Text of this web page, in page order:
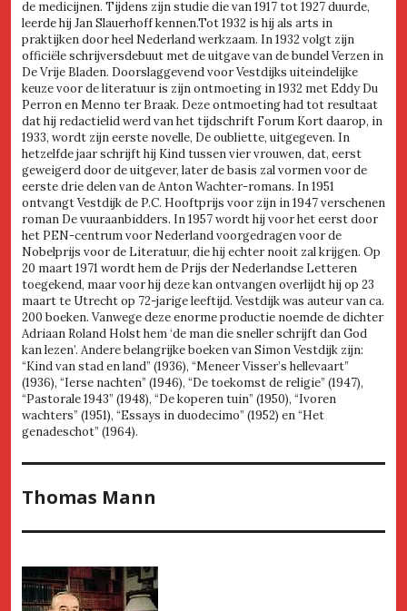
de medicijnen. Tijdens zijn studie die van 1917 tot 1927 duurde,
leerde hij Jan Slauerhoff kennen.Tot 1932 is hij als arts in
praktijken door heel Nederland werkzaam. In 1932 volgt zijn
officiële schrijversdebuut met de uitgave van de bundel Verzen in
De Vrije Bladen. Doorslaggevend voor Vestdijks uiteindelijke
keuze voor de literatuur is zijn ontmoeting in 1932 met Eddy Du
Perron en Menno ter Braak. Deze ontmoeting had tot resultaat
dat hij redactielid werd van het tijdschrift Forum Kort daarop, in
1933, wordt zijn eerste novelle, De oubliette, uitgegeven. In
hetzelfde jaar schrijft hij Kind tussen vier vrouwen, dat, eerst
geweigerd door de uitgever, later de basis zal vormen voor de
eerste drie delen van de Anton Wachter-romans. In 1951
ontvangt Vestdijk de P.C. Hooftprijs voor zijn in 1947 verschenen
roman De vuuraanbidders. In 1957 wordt hij voor het eerst door
het PEN-centrum voor Nederland voorgedragen voor de
Nobelprijs voor de Literatuur, die hij echter nooit zal krijgen. Op
20 maart 1971 wordt hem de Prijs der Nederlandse Letteren
toegekend, maar voor hij deze kan ontvangen overlijdt hij op 23
maart te Utrecht op 72-jarige leeftijd. Vestdijk was auteur van ca.
200 boeken. Vanwege deze enorme productie noemde de dichter
Adriaan Roland Holst hem ‘de man die sneller schrijft dan God
kan lezen’. Andere belangrijke boeken van Simon Vestdijk zijn:
“Kind van stad en land” (1936), “Meneer Visser’s hellevaart”
(1936), “Ierse nachten” (1946), “De toekomst de religie” (1947),
“Pastorale 1943” (1948), “De koperen tuin” (1950), “Ivoren
wachters” (1951), “Essays in duodecimo” (1952) en “Het
genadeschot” (1964).
Thomas Mann